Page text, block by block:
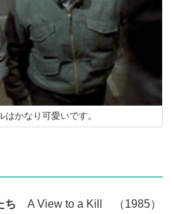
はかなり可愛いです。
ち A View to a Kill （1985）